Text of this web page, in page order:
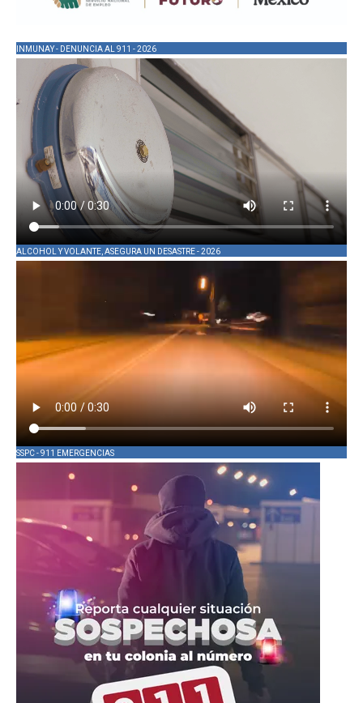
INMUNAY - DENUNCIA AL 911 - 2026
ALCOHOL Y VOLANTE, ASEGURA UN DESASTRE - 2026
SSPC - 911 EMERGENCIAS